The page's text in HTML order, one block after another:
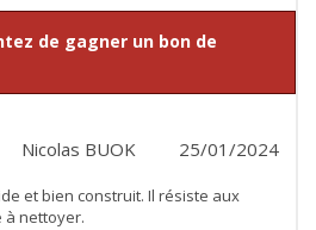
de gagner un bon de
25/01/2024
Nicolas BUOK
et bien construit. Il résiste aux
à nettoyer.